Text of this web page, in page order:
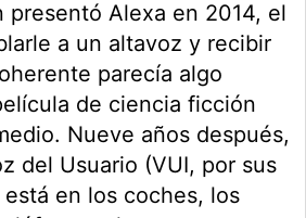
presentó Alexa en 2014, el
a un altavoz y recibir
parecía algo
de ciencia ficción
Nueve años después,
del Usuario (VUI, por sus
en los coches, los